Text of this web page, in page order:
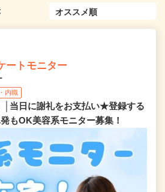
ートモニター
内職
│当日に謝礼をお支払い★登録する
もOK美容系モニター募集！